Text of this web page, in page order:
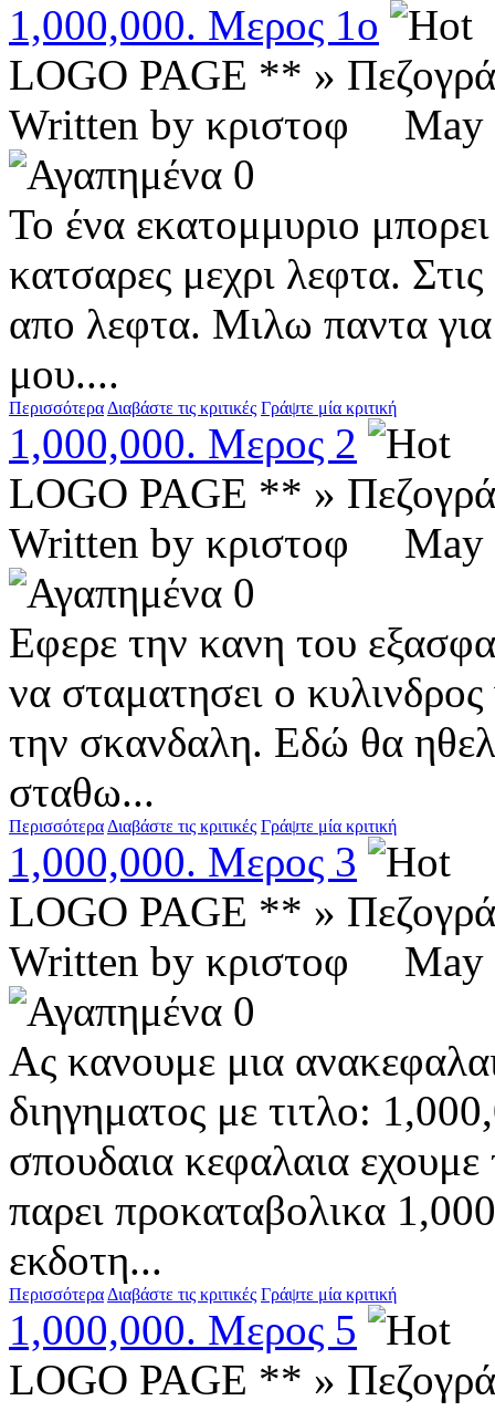
1,000,000. Μερος 1ο
LOGO PAGE ** »
Written by κριστοφ
0
Το ένα εκατομμυριο
κατσαρες μεχρι λεφτα.
απο λεφτα. Μιλω παντα
μου....
ΠερισσότεραΔιαβάστε τις κριτικές Γράψτε μία κριτική
1,000,000. Μερος 2
LOGO PAGE ** »
Written by κριστοφ
0
Εφερε την κανη του
να σταματησει ο
την σκανδαλη. Εδώ θα
σταθω...
ΠερισσότεραΔιαβάστε τις κριτικές Γράψτε μία κριτική
1,000,000. Μερος 3
LOGO PAGE ** »
Written by κριστοφ
0
Ας κανουμε μια
διηγηματος με τιτλο:
σπουδαια κεφαλαια
παρει προκαταβολικα
εκδοτη...
ΠερισσότεραΔιαβάστε τις κριτικές Γράψτε μία κριτική
1,000,000. Μερος 5
LOGO PAGE ** »